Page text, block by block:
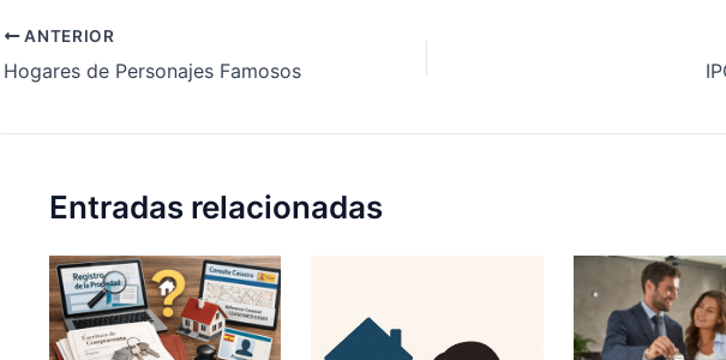
ANTERIOR
Hogares de Personajes Famosos
Entradas relacionadas